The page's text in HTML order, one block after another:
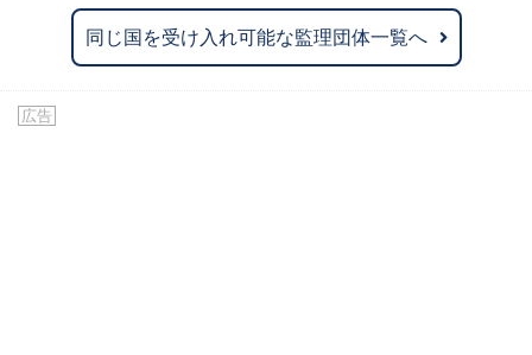
同じ国を受け入れ可能な監理団体一覧へ
広告